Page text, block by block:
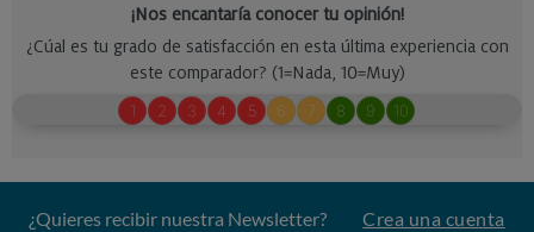
¿Quieres recibir nuestra Newsletter? Crea una cuenta